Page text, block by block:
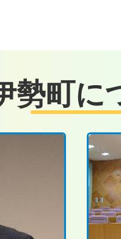
災害義援金
8月1日更新内
勢町に